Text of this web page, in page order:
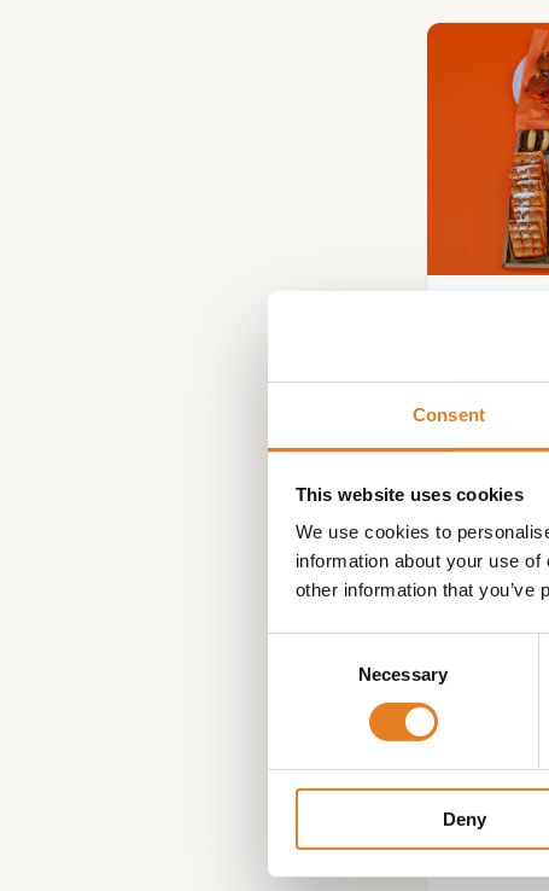
Consent
This website uses cookies
We use cookies to
information about your use
other information that you’ve
Necessary
Deny